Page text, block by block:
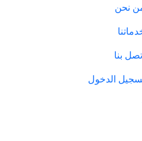
نحن
بنا
الدخول